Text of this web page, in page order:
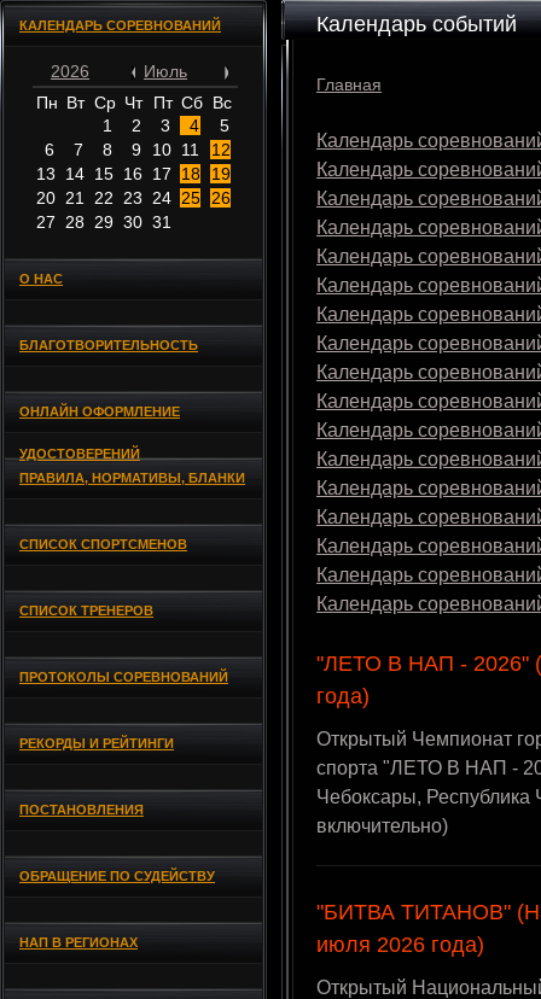
КАЛЕНДАРЬ СОРЕВНОВАНИЙ
2026
Июль
Пн Вт Ср Чт Пт Сб Вс
1
2 3 4
5
6
7 8 9 10 11
12
13
14 15 16 17 18
19
20 21 22 23 24 25
26
27
28 29 30 31
О НАС
БЛАГОТВОРИТЕЛЬНОСТЬ
ОНЛАЙН ОФОРМЛЕНИЕ
УДОСТОВЕРЕНИЙ
ПРАВИЛА, НОРМАТИВЫ, БЛАНКИ
СПИСОК СПОРТСМЕНОВ
СПИСОК ТРЕНЕРОВ
ПРОТОКОЛЫ СОРЕВНОВАНИЙ
РЕКОРДЫ И РЕЙТИНГИ
ПОСТАНОВЛЕНИЯ
ОБРАЩЕНИЕ ПО СУДЕЙСТВУ
НАП В РЕГИОНАХ
Календарь событий
Главная
Календарь
Календарь
Календарь
Календарь
Календарь
Календарь
Календарь
Календарь
Календарь
Календарь
Календарь
Календарь
Календарь
Календарь
Календарь
Календарь
Календарь
"ЛЕТО В НАП - 2026"
года)
Открытый Чемпионат
спорта "ЛЕТО В НАП -
Чебоксары,
включительно)
"БИТВА ТИТАНОВ"
июля 2026 года)
Открытый